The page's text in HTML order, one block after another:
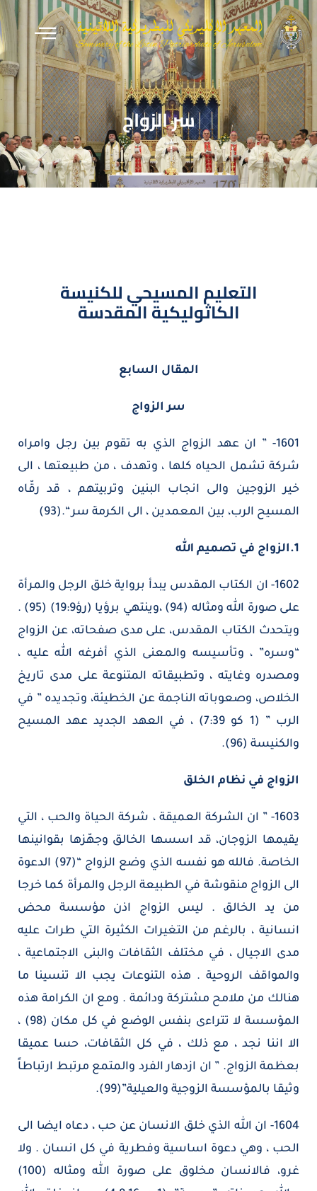
سر الزواج
التعليم المسيحي للكنيسة
الكاثوليكية المقدسة
المقال السابع
سر الزواج
1601- ” ان عهد الزواج الذي به تقوم بين رجل وامراه
شركة تشمل الحياه كلها ، وتهدف ، من طبيعتها ، الى
خير الزوجين والى انجاب البنين وتربيتهم ، قد رقّاه
المسيح الرب، بين المعمدين ، الى الكرمة سر “.(93)
1.الزواج في تصميم الله
1602- ان الكتاب المقدس يبدأ برواية خلق الرجل والمرأة
على صورة الله ومثاله (94) ،وينتهي برؤيا (رؤ19:9) (95) .
ويتحدث الكتاب المقدس، على مدى صفحاته، عن الزواج
“وسره” ، وتأسيسه والمعنى الذي أفرغه الله عليه ،
ومصدره وغايته ، وتطبيقاته المتنوعة على مدى تاريخ
الخلاص، وصعوباته الناجمة عن الخطيئة، وتجديده ” في
الرب ” (1 كو 7:39) ، في العهد الجديد عهد المسيح
والكنيسة (96).
الزواج في نظام الخلق
1603- ” ان الشركة العميقة ، شركة الحياة والحب ، التي
يقيمها الزوجان، قد اسسها الخالق وجهّزها بقوانينها
الخاصة. فالله هو نفسه الذي وضع الزواج “(97) الدعوة
الى الزواج منقوشة في الطبيعة الرجل والمرأة كما خرجا
من يد الخالق . ليس الزواج اذن مؤسسة محض
انسانية ، بالرغم من التغيرات الكثيرة التي طرات عليه
مدى الاجيال ، في مختلف الثقافات والبنى الاجتماعية ،
والمواقف الروحية . هذه التنوعات يجب الا تنسينا ما
هنالك من ملامح مشتركة ودائمة . ومع ان الكرامة هذه
المؤسسة لا تتراءى بنفس الوضع في كل مكان (98) ،
الا اننا نجد ، مع ذلك ، في كل الثقافات، حسا عميقا
بعظمة الزواج. ” ان ازدهار الفرد والمتمع مرتبط ارتباطاً
وثيقا بالمؤسسة الزوجية والعيلية”(99).
1604- ان الله الذي خلق الانسان عن حب ، دعاه ايضا الى
الحب ، وهي دعوة اساسية وفطرية في كل انسان . ولا
غرو، فالانسان مخلوق على صورة الله ومثاله (100)